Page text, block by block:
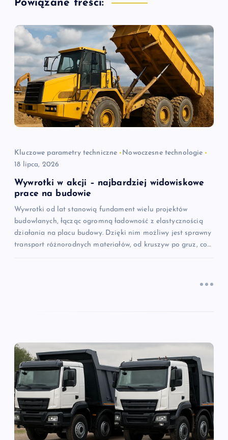
c
a
w
p
s
u
Powiązane treści:
Kluczowe parametry techniczne
Nowoczesne technologie
18 lipca, 2026
Wywrotki w akcji – najbardziej widowiskowe
prace na budowie
Wywrotki od lat stanowią fundament wielu projektów
budowlanych, łącząc ogromną ładowność z elastycznością
działania na placu budowy. Dzięki nim możliwy jest sprawny
transport różnorodnych materiałów, od kruszyw po gruz, co…